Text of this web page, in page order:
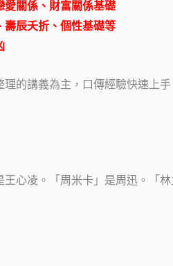
愛關係、財富關係基礎
壽辰夭折、個性基礎等
的講義為主，口傳經驗快速上手
王心凌。「周米卡」是周迅。「林